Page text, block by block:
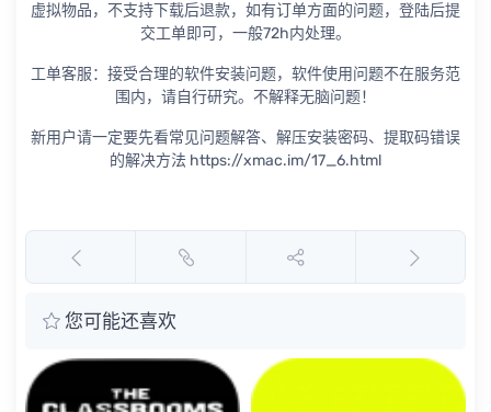
虚拟物品，不支持下载后退款，如有订单方面的问题，登陆后提
交工单即可，一般72h内处理。
工单客服：接受合理的软件安装问题，软件使用问题不在服务范
围内，请自行研究。不解释无脑问题！
新用户请一定要先看常见问题解答、解压安装密码、提取码错误
的解决方法 https://xmac.im/17_6.html
您可能还喜欢